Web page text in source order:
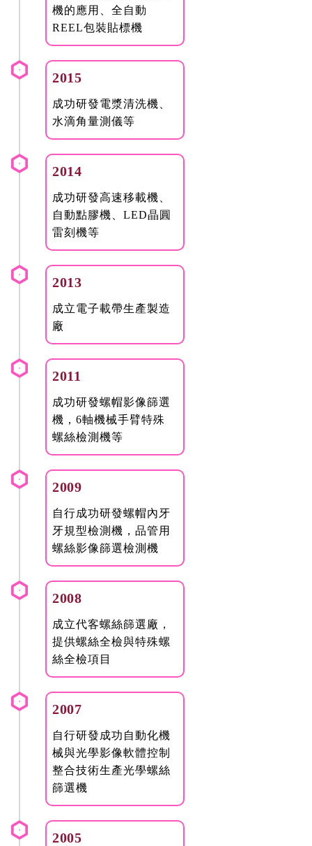
機的應用、全自動
REEL包裝貼標機
2015
成功研發電漿清洗機、
水滴角量測儀等
2014
成功研發高速移載機、
自動點膠機、LED晶圓
雷刻機等
2013
成立電子載帶生產製造
廠
2011
成功研發螺帽影像篩選
機，6軸機械手臂特殊
螺絲檢測機等
2009
自行成功研發螺帽內牙
牙規型檢測機，品管用
螺絲影像篩選檢測機
2008
成立代客螺絲篩選廠，
提供螺絲全檢與特殊螺
絲全檢項目
2007
自行研發成功自動化機
械與光學影像軟體控制
整合技術生產光學螺絲
篩選機
2005